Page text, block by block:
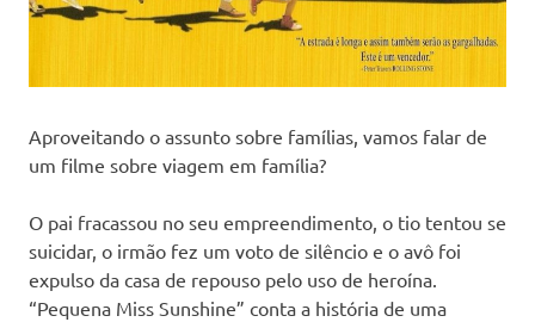
Aproveitando o assunto sobre famílias, vamos falar de
um filme sobre viagem em família?
O pai fracassou no seu empreendimento, o tio tentou se
suicidar, o irmão fez um voto de silêncio e o avô foi
expulso da casa de repouso pelo uso de heroína.
“Pequena Miss Sunshine” conta a história de uma